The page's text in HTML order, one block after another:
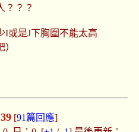
？？？
I或是J下胸圍不能太高
[91篇回應]